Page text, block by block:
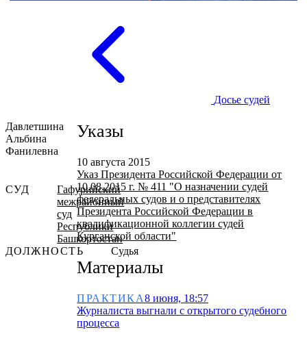
Досье судей
Давлетшина
Альбина
Фанилевна
СУД
Гафурийский
межрайонный
суд
Республики
Башкортостан
ДОЛЖНОСТЬ
Судья
Указы
10 августа 2015
Указ Президента Российской Федерации от
10.08.2015 г. № 411 "О назначении судей
федеральных судов и о представителях
Президента Российской Федерации в
квалификационной коллегии судей
Курганской области"
Материалы
ПРАКТИКА8 июня, 18:57
Журналиста выгнали с открытого судебного
процесса